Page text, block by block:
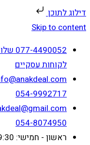
דילוג לתוכן
Skip to content
לקוחות עסקיים
054-9992717
054-8074950
ראשון - חמישי: 9:30 - 20:00